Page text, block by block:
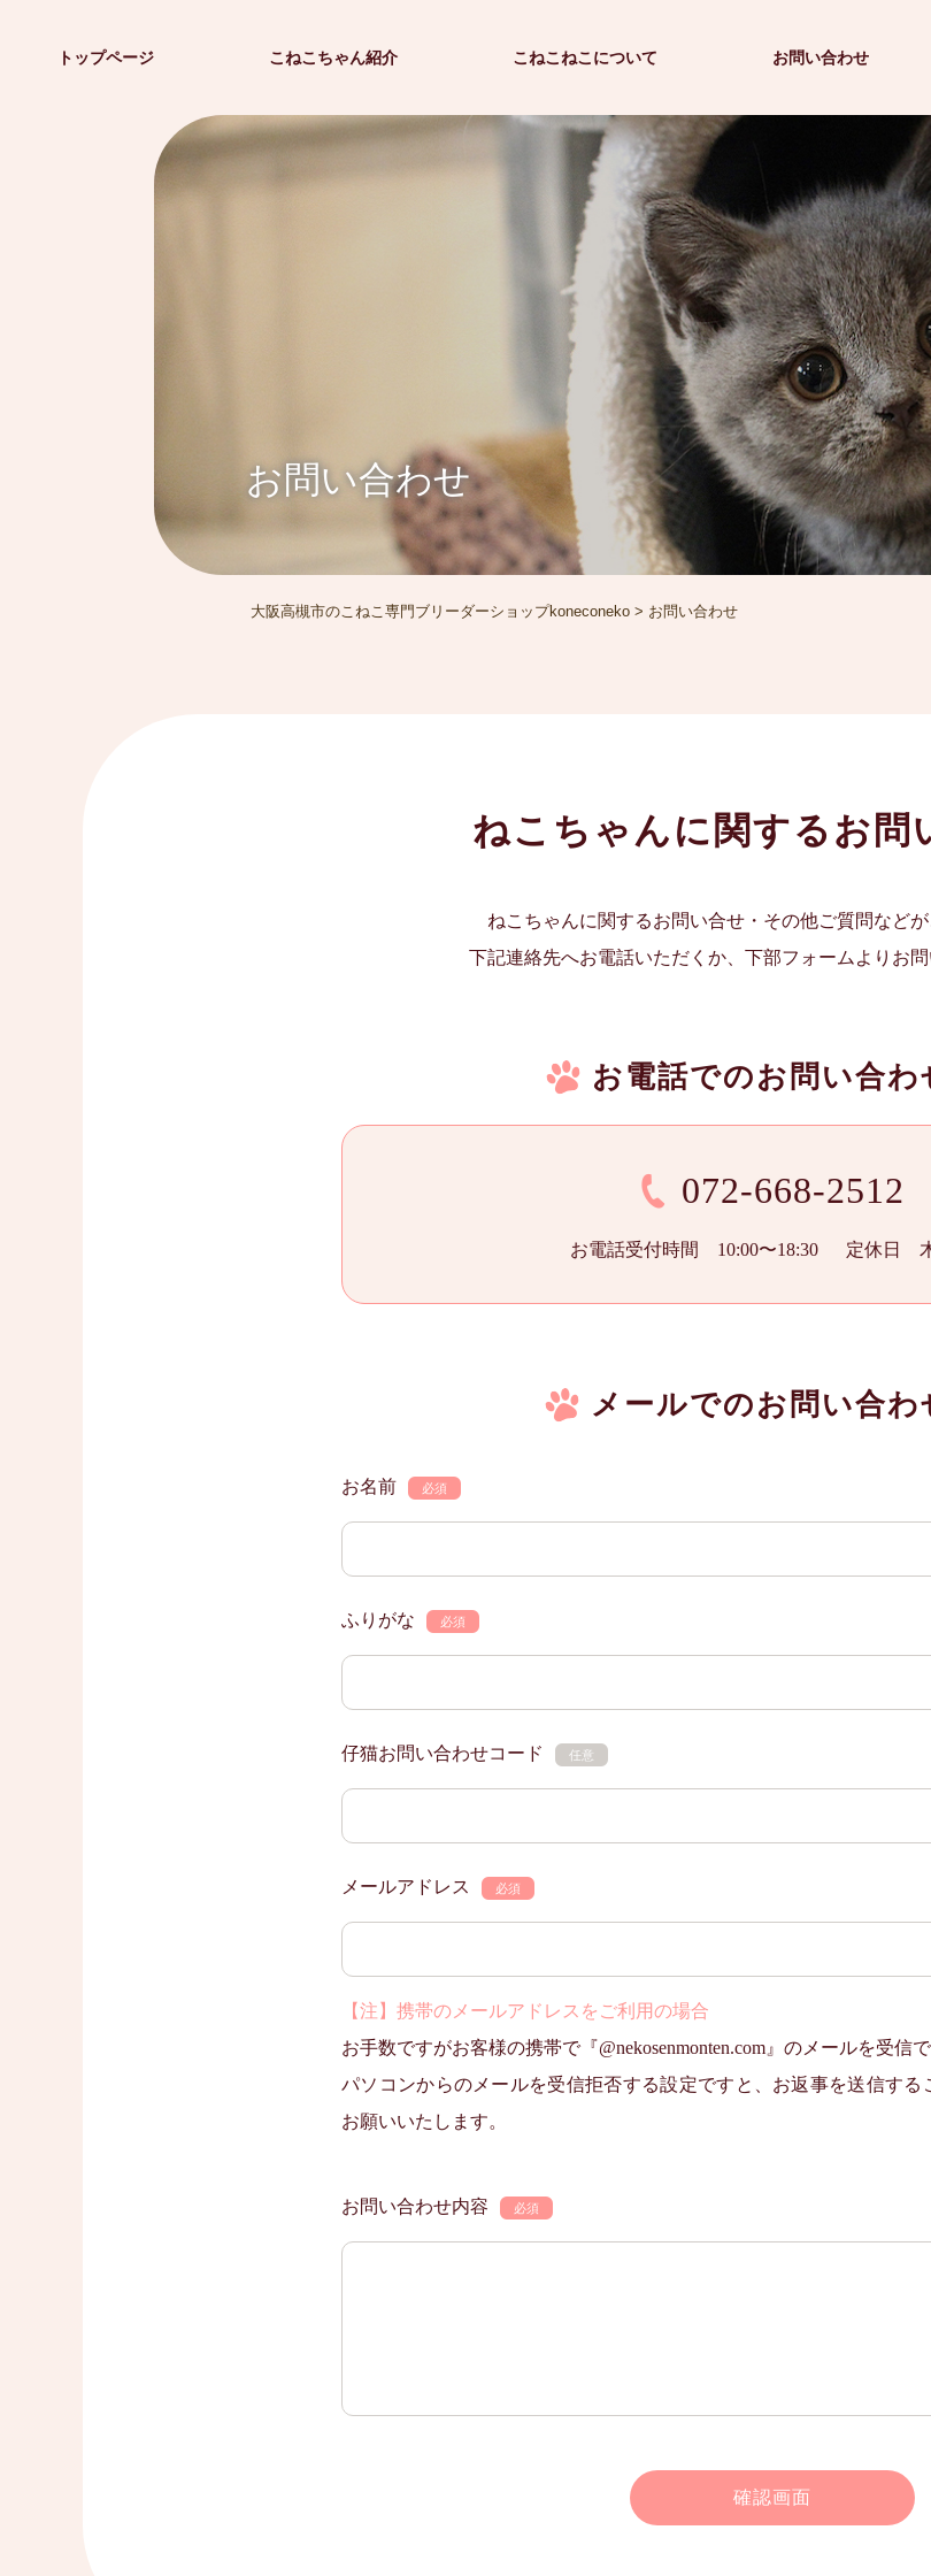
トップページ こねこちゃん紹介 こねこねこについて お問い合わせ
お問い合わせ
大阪高槻市のこねこ専門ブリーダーショップkoneconeko > お問い合わせ
ねこちゃんに関するお問
ねこちゃんに関するお問い合せ・その他ご質問など
下記連絡先へお電話いただくか、下部フォームよりお
お電話でのお問い合わ
072-668-2512
お電話受付時間 10:00〜18:30 定休日
メールでのお問い合わ
お名前 必須
ふりがな 必須
仔猫お問い合わせコード 任意
メールアドレス 必須
【注】携帯のメールアドレスをご利用の場合
お手数ですがお客様の携帯で『@nekosenmonten.com』のメールを受信
パソコンからのメールを受信拒否する設定ですと、お返事を送信する
お願いいたします。
お問い合わせ内容 必須